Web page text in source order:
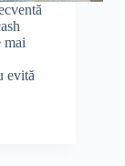
mai
evită